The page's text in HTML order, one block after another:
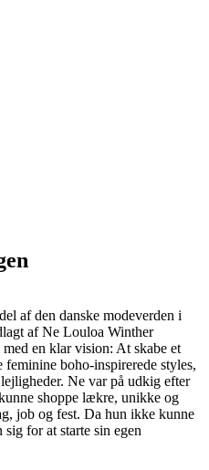
af den danske modeverden i
af Ne Louloa Winther
med en klar vision: At skabe et
boho-inspirerede styles,
Ne var på udkig efter
shoppe lækre, unikke og
job og fest. Da hun ikke kunne
sig for at starte sin egen